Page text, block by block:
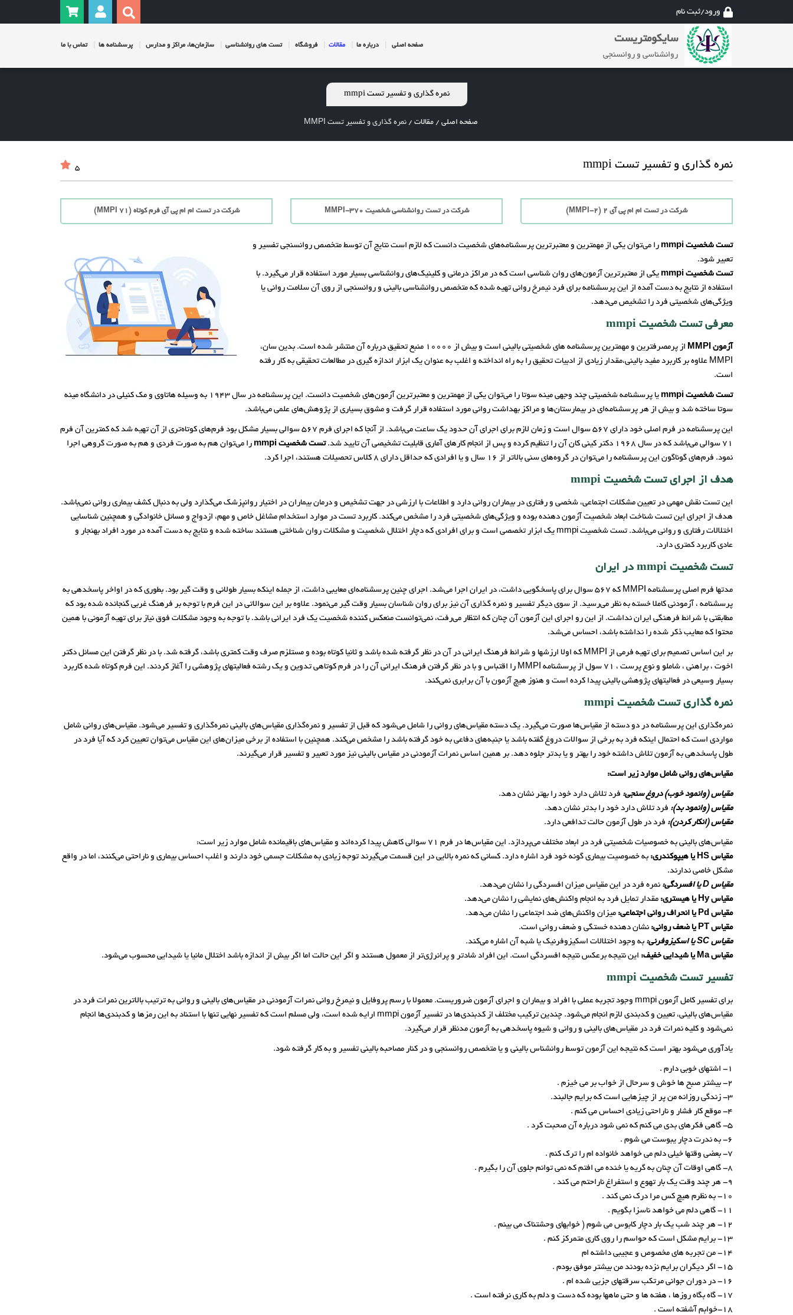
ورود/ثبت نام
سایکومتریست
روانشناسی و روانسنجی
صفحه اصلی درباره ما مقالات فروشگاه تست های روانشناسی سازمان‌ها، مراکز و مدارس پرسشنامه ها تماس با ما
نمره گذاری و تفسیر تست mmpi
صفحه اصلی /مقالات /نمره گذاری و تفسیر تست MMPI
نمره گذاری و تفسیر تست mmpi 5
شرکت در تست ام ام پی آی 2 (MMPI-2) شرکت در تست روانشناسی شخصیت MMPI-370 شرکت در تست ام ام پی آی فرم کوتاه (71 MMPI)
تست شخصیت mmpi
را می‌توان یکی از مهمترین و معتبرترین پرسشنامه‌های شخصیت دانست که لازم است نتایج آن توسط متخصص روانسنجی تفسیر و
تعبیر شود.
تست شخصیت mmpi
یکی از معتبرترین آزمون‌های روان شناسی است که در مراکز درمانی و کلینیک‌های روانشناسی بسیار مورد استفاده قرار می‌گیرد. با
استفاده از نتایج به دست آمده از این پرسشنامه برای فرد نیمرخ روانی تهیه شده که متخصص روانشناسی بالینی و روانسنجی از روی آن سلامت روانی یا
ویژگی‌های شخصیتی فرد را تشخیص می‌دهد.
معرفی تست شخصیت mmpi
آزمون MMPI
از پرمصرفترین و مهمترین پرسشنامه های شخصیتی بالینی است و بیش از 10000 منبع تحقیق درباره آن منتشر شده است. بدین سان،
MMPI علاوه بر کاربرد مفید بالینی،مقدار زیادی از ادبیات تحقیق را به راه انداخته و اغلب به عنوان یک ابزار اندازه گیری در مطالعات تحقیقی به کار رفته
است.
تست شخصیت mmpi
یا پرسشنامه شخصیتی چند وجهی مینه سوتا را می‌توان یکی از مهمترین و معتبرترین آزمون‌های شخصیت دانست. این پرسشنامه در سال 1943 به وسیله هاتاوی و مک کنیلی در دانشگاه مینه
سوتا ساخته شد و بیش از هر پرسشنامه‌ای در بیمارستان‌ها و مراکز بهداشت روانی مورد استفاده قرار گرفت و مشوق بسیاری از پژوهش‌های علمی می‌باشد.
این پرسشنامه در فرم اصلی خود دارای 567 سوال است و زمان لازم برای اجرای آن حدود یک ساعت می‌باشد. از آنجا که اجرای فرم 567 سوالی بسیار مشکل بود فرم‌های کوتاه‌تری از آن تهیه شد که کمترین آن فرم
71 سوالی می‌باشد که در سال 1968 دکتر کینی کان آن را تنظیم کرده و پس از انجام کارهای آماری قابلیت تشخیصی آن تایید شد.
تست شخصیت mmpi
را می‌توان هم به صورت فردی و هم به صورت گروهی اجرا
نمود. فرم‌های گوناگون این پرسشنامه را می‌توان در گروه‌های سنی بالاتر از 16 سال و یا افرادی که حداقل دارای 8 کلاس تحصیلات هستند، اجرا کرد.
هدف از اجرای تست شخصیت mmpi
این تست نقش مهمی در تعیین مشکلات اجتماعی، شخصی و رفتاری در بیماران روانی دارد و اطلاعات با ارزشی در جهت تشخیص و درمان بیماران در اختیار روانپزشک می‌گذارد ولی به دنبال کشف بیماری روانی نمی‌باشد.
هدف از اجرای این تست شناخت ابعاد شخصیت آزمون دهنده بوده و ویژگی‌های شخصیتی فرد را مشخص می‌کند. کاربرد تست در موارد استخدام مشاغل خاص و مهم، ازدواج و مسائل خانوادگی و همچنین شناسایی
اختلالات رفتاری و روانی می‌باشد. تست شخصیت mmpi یک ابزار تخصصی است و برای افرادی که دچار اختلال شخصیت و مشکلات روان شناختی هستند ساخته شده و نتایج به دست آمده در مورد افراد بهنجار و
عادی کاربرد کمتری دارد.
تست شخصیت mmpi در ایران
مدتها فرم اصلی پرسشنامه MMPI که 567 سوال برای پاسخگویی داشت، در ایران اجرا می‌شد. اجرای چنین پرسشنامه‌ای معایبی داشت، از جمله اینکه بسیار طولانی و وقت گیر بود. بطوری که در اواخر پاسخدهی به
پرسشنامه ، آزمودنی کاملا خسته به نظر می‌رسید. از سوی دیگر تفسیر و نمره گذاری آن نیز برای روان شناسان بسیار وقت گیر می‌نمود. علاوه بر این سوالاتی در این فرم با توجه بر فرهنگ غربی گنجانده شده بود که
مطابقتی با شرائط فرهنگی ایران نداشت. از این رو اجرای این آزمون آن چنان که انتظار می‌رفت، نمی‌توانست منعکس کننده شخصیت یک فرد ایرانی باشد. با توجه به وجود مشکلات فوق نیاز برای تهیه آزمونی با همین
محتوا که معایب ذکر شده را نداشته باشد، احساس می‌شد.
بر این اساس تصمیم برای تهیه فرمی از MMPI که اولا ارزشها و شرائط فرهنگ ایرانی در آن در نظر گرفته شده باشد و ثانیا کوتاه بوده و مستلزم صرف وقت کمتری باشد، گرفته شد. با در نظر گرفتن این مسائل دکتر
اخوت ، براهنی ، شاملو و نوع پرست ، 71 سول از پرسشنامه MMPI را اقتباس و با در نظر گرفتن فرهنگ ایرانی آن را در فرم کوتاهی تدوین و یک رشته فعالیتهای پژوهشی را آغاز کردند. این فرم کوتاه شده کاربرد
بسیار وسیعی در فعالیتهای پژوهشی بالینی پیدا کرده است و هنوز هیچ آزمون با آن برابری نمی‌کند.
نمره‌ گذاری تست شخصیت mmpi
نمره‌گذاری این پرسشنامه در دو دسته از مقیاس‌ها صورت می‌گیرد. یک دسته مقیاس‌های روانی را شامل می‌شود که قبل از تفسیر و نمره‌گذاری مقیاس‌های بالینی نمره‌گذاری و تفسیر می‌شود. مقیاس‌های روانی شامل
مواردی است که احتمال اینکه فرد به برخی از سوالات دروغ گفته باشد یا جنبه‌های دفاعی به خود گرفته باشد را مشخص می‌کند. همچنین با استفاده از برخی میزان‌های این مقیاس می‌توان تعیین کرد که آیا فرد در
طول پاسخدهی به آزمون تلاش داشته خود را بهتر و یا بدتر جلوه دهد. بر همین اساس نمرات آزمودنی در مقیاس بالینی نیز مورد تعبیر و تفسیر قرار می‌گیرند.
مقیاس‌های روانی شامل موارد زیر است:
مقیاس (وانمود خوب) دروغ سنجی: فرد تلاش دارد خود را بهتر نشان دهد.
مقیاس (وانمود بد): فرد تلاش دارد خود را بدتر نشان دهد.
مقیاس (انکار کردن): فرد در طول آزمون حالت تدافعی دارد.
مقیاس‌های بالینی به خصوصیات شخصیتی فرد در ابعاد مختلف می‌پردازد. این مقیاس‌ها در فرم 71 سوالی کاهش پیدا کرده‌اند و مقیاس‌های باقیمانده شامل موارد زیر است:
مقیاس HS یا هیپوکندری:
به خصوصیت بیماری گونه خود فرد اشاره دارد. کسانی‌ که نمره بالایی در این قسمت می‌گیرند توجه زیادی به مشکلات جسمی خود دارند و اغلب احساس بیماری و ناراحتی می‌کنند، اما در واقع
مشکل خاصی ندارند.
مقیاس D یا افسردگی:
نمره فرد در این مقیاس میزان افسردگی را نشان می‌دهد.
مقیاس Hy یا هیستری:
مقدار تمایل فرد به انجام واکنش‌های نمایشی را نشان می‌دهد.
مقیاس Pd یا انحراف روانی اجتماعی:
میزان واکنش‌های ضد اجتماعی را نشان می‌دهد.
مقیاس PT یا ضعف روانی:
نشان دهنده خستگی و ضعف روانی است.
مقیاس SC یا اسکیزوفرنی:
به وجود اختلالات اسکیزوفرنیک یا شبه آن اشاره می‌کند.
مقیاس Ma یا شیدایی خفیف:
این نتیجه برعکس نتیجه افسردگی است. این افراد شادتر و پرانرژی‌تر از معمول هستند و اگر این حالت اما اگر بیش از اندازه باشد اختلال مانیا یا شیدایی محسوب می‌شود.
تفسیر تست شخصیت mmpi
برای تفسیر کامل آزمون mmpi وجود تجربه عملی با افراد و بیماران و اجرای آزمون ضروریست. معمولا با رسم پروفایل و نیمرخ روانی نمرات آزمودنی در مقیاس‌های بالینی و روانی به ترتیب بالاترین نمرات فرد در
مقیاس‌های بالینی، تعیین و کدبندی لازم انجام می‌شود. چندین ترکیب مختلف از کدبندی‌ها در تفسیر آزمون mmpi ارایه شده است، ولی مسلم است که تفسیر نهایی تنها با استناد به این رمزها و کدبندی‌ها انجام
نمی‌شود و کلیه نمرات فرد در مقیاس‌های بالینی و روانی و شیوه پاسخدهی به آزمون مدنظر قرار می‌گیرد.
یادآوری می‌شود بهتر است که نتیجه این آزمون توسط روانشناس بالینی و یا متخصص روانسنجی و در کنار مصاحبه بالینی تفسیر و به کار گرفته شود.
1- اشتهای خوبی دارم .
2- بیشتر صبح ها خوش و سرحال از خواب بر می خیزم .
3- زندگی روزانه من پر از چیزهایی است که برایم جالبند.
4- موقع کار فشار و ناراحتی زیادی احساس می کنم .
5- گاهی فکرهای بدی می کنم که نمی شود درباره آن صحبت کرد .
6- به ندرت دچار یبوست می شوم .
7- بعضی وقتها خیلی دلم می خواهد خانواده ام را ترک کنم .
8- گاهی اوقات آن چنان به گریه یا خنده می افتم که نمی توانم جلوی آن را بگیرم .
9- هر چند وقت یک بار تهوع و استفراغ ناراحتم می کند .
10- به نظرم هیچ کس مرا درک نمی کند .
11- گاهی دلم می خواهد ناسزا بگویم .
12- هر چند شب یک بار دچار کابوس می شوم ( خوابهای وحشتناک می بینم .
13- برایم مشکل است که حواسم را روی کاری متمرکز کنم .
14- من تجربه های مخصوص و عجیبی داشته ام
15- اگر دیگران برایم نزده بودند من بیشتر موفق بودم .
16- در دوران جوانی مرتکب سرقتهای جزیی شده ام .
17- گاه بگاه روزها ، هفته ها و حتی ماهها بوده که دست و دلم به کاری نرفته است .
18-خوابم آشفته است .